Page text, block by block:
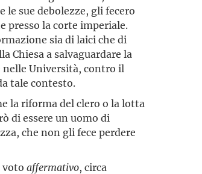
le sue debolezze, gli fecero
presso la corte imperiale.
sia di laici che di
Chiesa a salvaguardare la
nelle Università, contro il
tale contesto.
la riforma del clero o la lotta
di essere un uomo di
che non gli fece perdere
votoaffermativo, circa